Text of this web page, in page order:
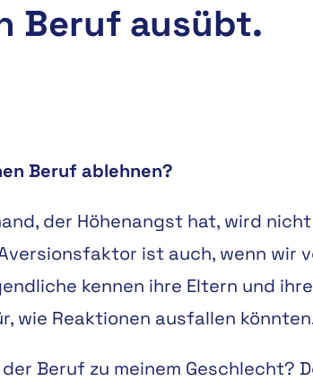
Beruf ausübt.
Beruf ablehnen?
der Höhenangst hat, wird
ist auch, wenn wir
kennen ihre Eltern und
wie Reaktionen ausfallen
Beruf zu meinem Geschlecht?